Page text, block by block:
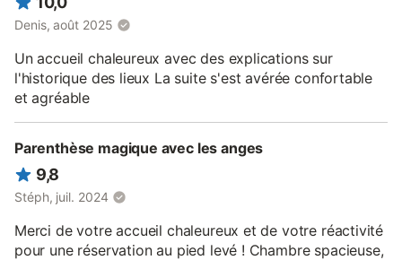
personne supplémentaire
Denis, août 2025
Un accueil chaleureux avec des explications sur
l'historique des lieux La suite s'est avérée confortable
et agréable
Parenthèse magique avec les anges
9,8
Stéph, juil. 2024
Merci de votre accueil chaleureux et de votre réactivité
pour une réservation au pied levé ! Chambre spacieuse,